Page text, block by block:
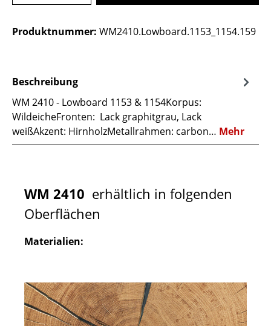
Produktnummer: WM2410.Lowboard.1153_1154.159
Beschreibung
WM 2410 - Lowboard 1153 & 1154Korpus:
WildeicheFronten: Lack graphitgrau, Lack
weißAkzent: HirnholzMetallrahmen: carbon… Mehr
WM 2410 erhältlich in folgenden
Oberflächen
Materialien: